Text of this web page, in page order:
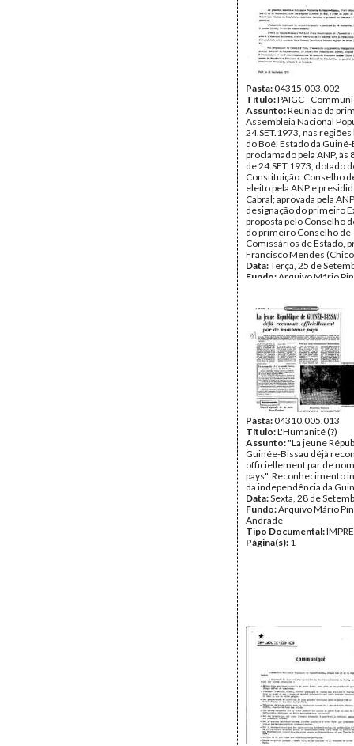
Pasta:04315.003.002
Título:PAIGC -
Assunto:Reunião da
Assembleia Nacional
24.SET.1973, nas
do Boé. Estado da
proclamado pela ANP, às
de 24.SET.1973, dotado
Constituição. Conselho
eleito pela ANP e
Cabral; aprovada pela ANP
designação do primeiro
proposta pelo Conselho
do primeiro Conselho de
Comissários de Estado,
Francisco Mendes
Data:Terça, 25 de
Fundo: Arquivo Mário
Página(s):1
Pasta:04310.005.013
Título:L'Humanité (?)
Assunto:"La jeune
Guinée-Bissau déjà
officiellement par de
pays". Reconhecimento
da independência da
Data:Sexta, 28 de
Fundo:Arquivo Mário
Andrade
Tipo Documental:
Página(s): 1